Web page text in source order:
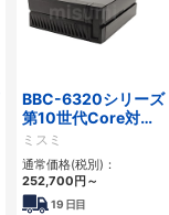
BBC-6320シリーズ
第10世代Core対応
小型フロアマウント
FAPC 2PCI・2PCIe
ミスミ
通常価格(税別)：
252,700円～
19 日目